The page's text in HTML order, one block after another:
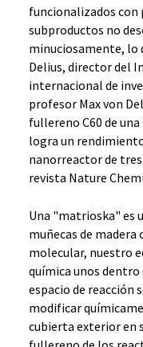
funcionalizados con
subproductos no
minuciosamente, lo
Delius, director del
internacional de
profesor Max von
fullereno C60 de
logra un
nanorreactor de tres
revista Nature
Una "matrioska" es
muñecas de madera
molecular, nuestro
química unos
espacio de reacción
modificar
cubierta exterior en